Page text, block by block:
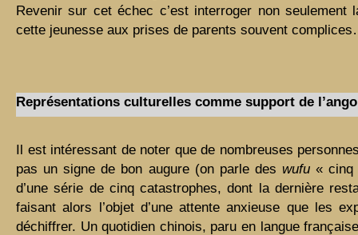
Revenir sur cet échec c’est interroger non
cette jeunesse aux prises de parents souvent
Représentations culturelles comme support de
Il est intéressant de noter que de nombreuses
pas un signe de bon augure (on parle des wufu« cinq
d’une série de cinq catastrophes, dont la dernière
faisant alors l’objet d’une attente anxieuse que les
déchiffrer. Un quotidien chinois, paru en langue